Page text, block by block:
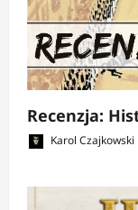
Recenzja:
Karol Czajkowski